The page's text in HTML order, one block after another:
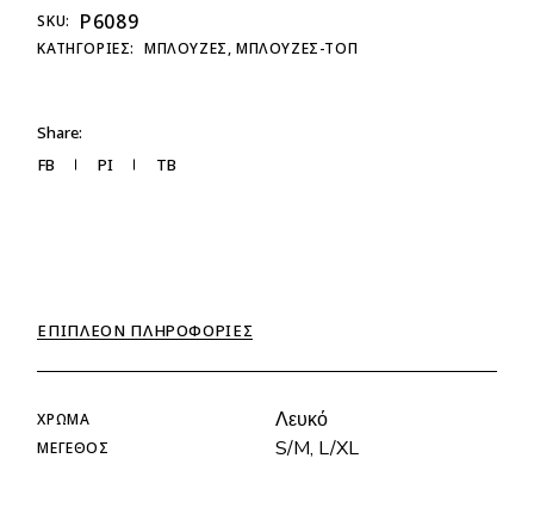
SKU: P6089
ΚΑΤΗΓΟΡΊΕΣ: ΜΠΛΟΥΖΕΣ, ΜΠΛΟΥΖΕΣ-ΤΟΠ
Share:
FB
PI TB
ΕΠΙΠΛΈΟΝ ΠΛΗΡΟΦΟΡΊΕΣ
ΧΡΏΜΑ Λευκό
ΜΈΓΕΘΟΣ S/M, L/XL